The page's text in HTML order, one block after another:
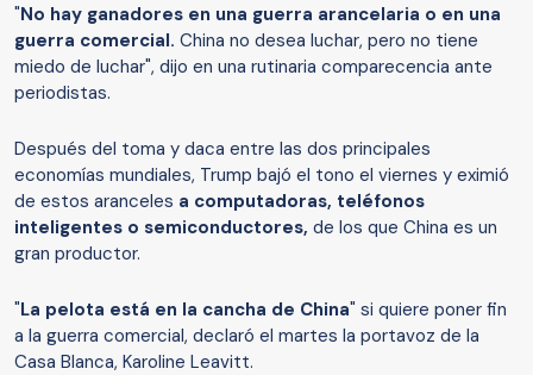
"No hay ganadores en una guerra arancelaria o en una
guerra comercial. China no desea luchar, pero no tiene
miedo de luchar", dijo en una rutinaria comparecencia ante
periodistas.
Después del toma y daca entre las dos principales
economías mundiales, Trump bajó el tono el viernes y eximió
de estos aranceles a computadoras, teléfonos
inteligentes o semiconductores, de los que China es un
gran productor.
"La pelota está en la cancha de China" si quiere poner fin
a la guerra comercial, declaró el martes la portavoz de la
Casa Blanca, Karoline Leavitt.